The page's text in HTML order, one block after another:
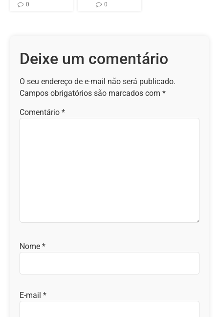
0
0
Deixe um comentário
O seu endereço de e-mail não será publicado.
Campos obrigatórios são marcados com *
Comentário *
Nome *
E-mail *